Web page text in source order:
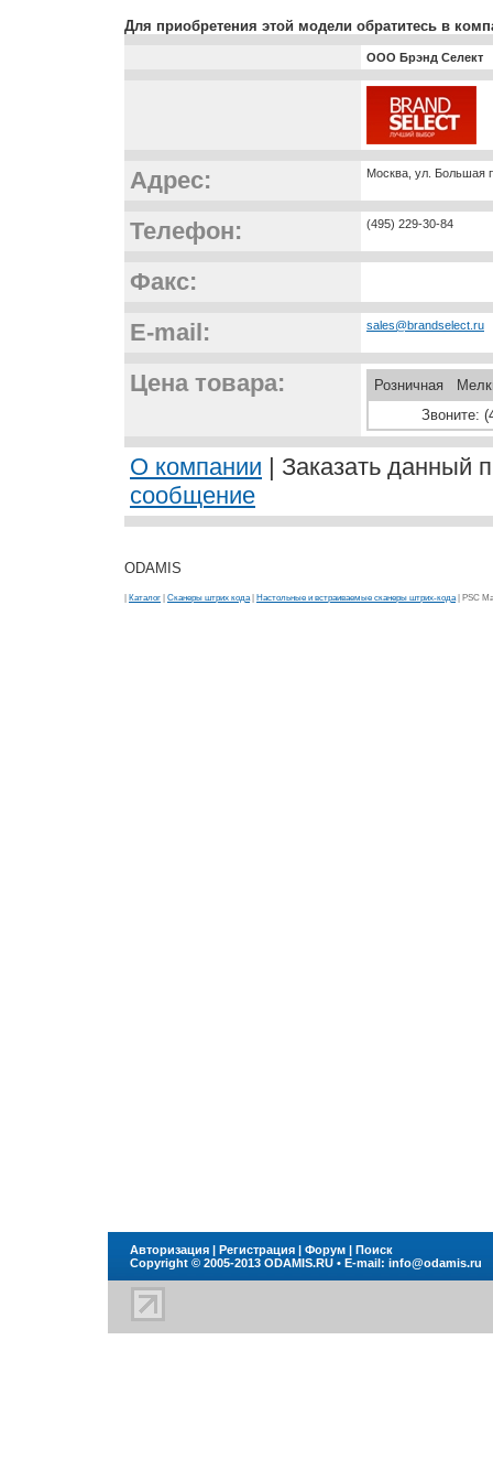
Для приобретения этой модели обратитесь в
ООО Брэнд Селект
Адрес: Москва, ул. Большая
Телефон: (495) 229-30-84
Факс:
E-mail:
sales@brandselect.ru
Цена товара: Розничная
Звоните:
О компании | Заказать данный
сообщение
ODAMIS
Каталог Сканеры штрих кода| Настольные и встраиваемые сканеры штрих-кода| PSC
Авторизация | Регистрация | Форум | Поиск
Copyright © 2005-2013 ODAMIS.RU • E-mail: info@odamis.ru